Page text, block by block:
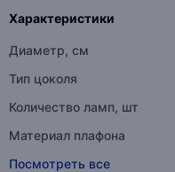
Характеристики
Диаметр, см
Тип цоколя
Количество ламп, шт
Материал плафона
Посмотреть все